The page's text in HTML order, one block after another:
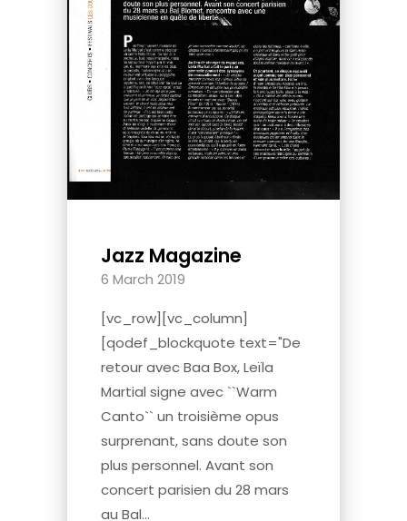
Jazz Magazine
6 March 2019
[vc_row][vc_column]
[qodef_blockquote text="De
retour avec Baa Box, Leïla
Martial signe avec ``Warm
Canto`` un troisième opus
surprenant, sans doute son
plus personnel. Avant son
concert parisien du 28 mars
au Bal...